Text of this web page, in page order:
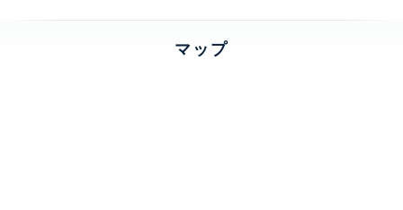
マップ